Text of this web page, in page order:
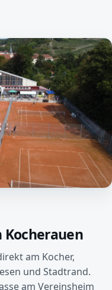
Kocherauen
am Kocher,
und Stadtrand.
am Vereinsheim